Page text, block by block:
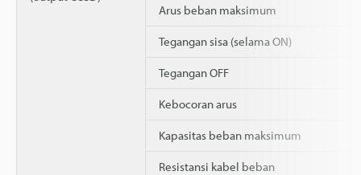
Arus beban maksimum
Tegangan sisa (selama ON)
Tegangan OFF
Kebocoran arus
Kapasitas beban maksimum
Resistansi kabel beban